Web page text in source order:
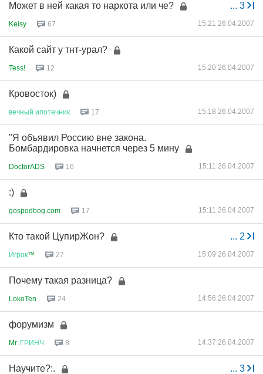
... 3
Может в ней какая то наркота или че?
Keisy 67 15:21 26.04.2007
Какой сайт у тнт-урал?
Tess! 12 15:20 26.04.2007
Кровосток)
вечный ипотечник 17 15:18 26.04.2007
"Я объявил Россию вне закона.
Бомбардировка начнется через 5 мину
DoctorADS 16 15:11 26.04.2007
:)
gospodbog.com 17 15:11 26.04.2007
... 2
Кто такой ЦупирЖон?
Игрок™ 27 15:09 26.04.2007
Почему такая разница?
LokoTen 24 14:56 26.04.2007
форумизм
Mr. ГРИНЧ 8 14:37 26.04.2007
... 3
Научите?:.